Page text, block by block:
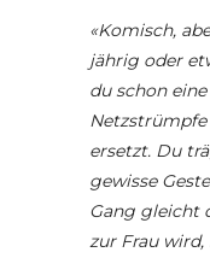
«Komisch,
jährig oder
du schon
ersetzt. Du
gewisse
Gang gleicht
zur Frau